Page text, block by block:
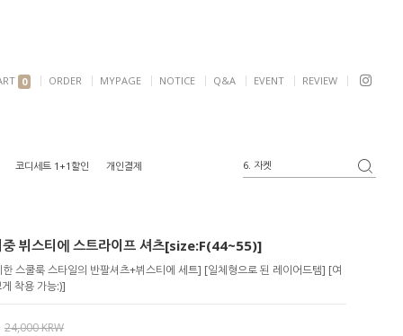
NOTICE Q&A EVENT REVIEW
0 ORDER MYPAGE
코디세트 1+1할인 개인결제
6. 자켓
4. 반팔
5. 여리핏
중 뷔스티에 스트라이프 셔츠[size:F(44~55)]
스쿨룩 스타일의 반팔셔츠+뷔스티에 세트] [일체형으로 된 레이어드템] [여
착용 가능:)]
24,000 KRW